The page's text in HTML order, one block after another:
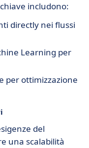
includono:
directly nei flussi
Learning per
per ottimizzazione
del
una scalabilità